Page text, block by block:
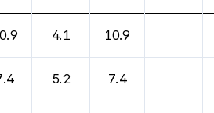
4.1 10.9
5.2 7.4